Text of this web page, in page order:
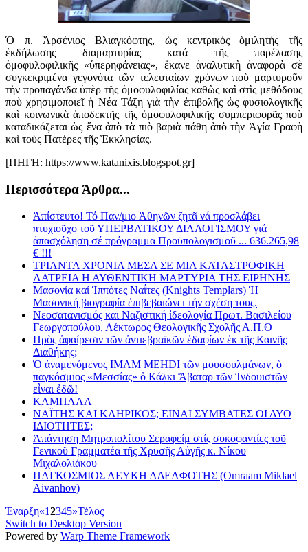
Ὁ π. Ἀρσένιος Βλιαγκόφτης, ὡς κεντρικός ὁμιλητής τῆς
ἐκδήλωσης διαμαρτυρίας κατά τῆς παρέλασης
ὁμοφυλοφιλικῆς «ὑπερηφάνειας», ἔκανε ἀναλυτικὴ ἀναφορὰ σὲ
συγκεκριμένα γεγονότα τῶν τελευταίων χρόνων ποὺ μαρτυροῦν
τὴν προπαγάνδα ὑπὲρ τῆς ὁμοφυλοφιλίας καθὼς καὶ στὶς μεθόδους
ποὺ χρησιμοποιεῖ ἡ Νέα Τάξη γιὰ τὴν ἐπιβολῆς ὡς φυσιολογικῆς
καὶ κοινωνικὰ ἀποδεκτῆς τῆς ὁμοφυλοφιλικῆς συμπεριφορᾶς ποὺ
καταδικάζεται ὡς ἕνα ἀπὸ τὰ πιὸ βαριὰ πάθη ἀπὸ τὴν Ἁγία Γραφὴ
καὶ τοὺς Πατέρες τῆς Ἐκκλησίας.
[ΠΗΓΗ: https://www.katanixis.blogspot.gr]
Περισσότερα Άρθρα...
Ἀπίστευτο! Τό Παν/μιο Ἀθηνῶν ζητᾶ νά προσλάβει
πτυχιοῦχο τoῦ ΥΠΕΡΒΑΤΙΚΟΥ ΔΙΑΛΟΓΙΣΜΟΥ γιά
ἀπασχόληση σέ πρόγραμμα Προϋπολογισμοῦ ... 636.265,98
€ !!!
ΤΡΙΑΝΤΑ ΧΡΟΝΙΑ ΜΕΣΑ ΣΕ ΜΙΑ ΚΑΤΑΣΤΡΟΦΙΚΗ
ΛΑΤΡΕΙΑ Η ΑΥΘΕΝΤΙΚΗ ΜΑΡΤΥΡΙΑ ΤΗΣ ΕΙΡΗΝΗΣ
Μασονία καί Ἱππότες Ναΐτες (Knights Templars) Ἡ
Μασονική βιογραφία ἐπιβεβαιώνει τήν σχέση τους.
Νεοσατανισμός και Ναζιστική ἰδεολογία Πρωτ. Βασιλείου
Γεωργοπούλου, Λέκτωρος Θεολογικῆς Σχολῆς Α.Π.Θ
Πρὸς ἀφαίρεσιν τῶν ἀντιεβραϊκῶν ἐδαφίων ἐκ τῆς Καινῆς
Διαθήκης;
Ὁ ἀναμενόμενος IMAM MEHDI τῶν μουσουλμάνων, ὁ
παγκόσμιος «Μεσσίας» ὁ Κάλκι Ἄβαταρ τῶν Ἰνδουιστῶν
εἶναι ἐδῶ!
ΚΑΜΠΑΛΑ
ΝΑΪΤΗΣ ΚΑΙ ΚΛΗΡΙΚΟΣ; ΕΙΝΑΙ ΣΥΜΒΑΤΕΣ ΟΙ ΔΥΟ
ΙΔΙΟΤΗΤΕΣ;
Ἀπάντηση Μητροπολίτου Σεραφείμ στίς συκοφαντίες τοῦ
Γενικοῦ Γραμματέα τῆς Χρυσῆς Αὐγῆς κ. Νίκου
Μιχαλολιάκου
ΠΑΓΚΟΣΜΙΟΣ ΛΕΥΚΗ ΑΔΕΛΦΟΤΗΣ (Omraam Miklael
Aivanhov)
Έναρξη«12345»Τέλος
Switch to Desktop Version
Powered by Warp Theme Framework